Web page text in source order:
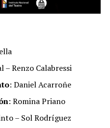
– Renzo Calabressi
: Daniel Acarroñe
: Romina Priano
– Sol Rodríguez